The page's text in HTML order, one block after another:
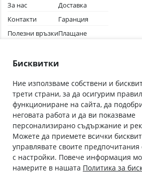
За нас
Контакти
Полезни връзки
Общи условия
Доставка
Гаранция
Плащане
Абонирай се за нашия бюлетин
С абонамента се съгласявам сПолитиката за
Онлайн аптека, част от аптеки
Бисквитки
Ние използваме собствени и
трети страни, за да осигурим
функциониране на сайта, да
неговата работа и да ви показваме
персонализирано съдържание и
Можете да приемете всички
управлявате своите предпочитания
с настройки. Повече информация
намерите в нашата Политика за